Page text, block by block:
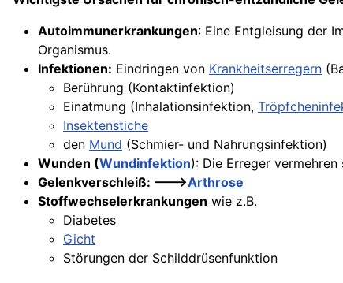
Autoimmunerkrankungen: Eine Entgleisung der
Organismus.
Infektionen: Eindringen von Krankheitserregern
Berührung (Kontaktinfektion)
Einatmung (Inhalationsinfektion,
Insektenstiche
den Mund (Schmier- und Nahrungsinfektion)
Wunden (Wundinfektion): Die Erreger
Gelenkverschleiß: --->Arthrose
Stoffwechselerkrankungen wie z.B.
Diabetes
Gicht
Störungen der Schilddrüsenfunktion